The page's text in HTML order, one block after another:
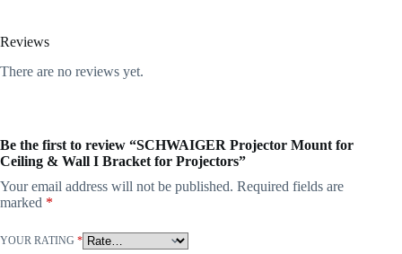
Reviews
There are no reviews yet.
Be the first to review “SCHWAIGER Projector Mount for
Ceiling & Wall I Bracket for Projectors”
Your email address will not be published. Required fields are
marked *
YOUR RATING *